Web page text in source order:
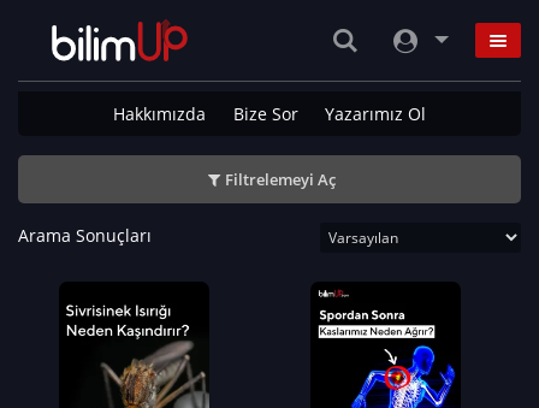
Hakkımızda Bize Sor Yazarımız Ol
Filtrelemeyi Aç
Arama Sonuçları